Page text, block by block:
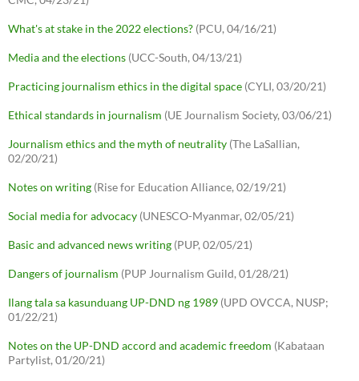
What's at stake in the 2022 elections? (PCU, 04/16/21)
Media and the elections (UCC-South, 04/13/21)
Practicing journalism ethics in the digital space (CYLI, 03/20/21)
Ethical standards in journalism (UE Journalism Society, 03/06/21)
Journalism ethics and the myth of neutrality (The LaSallian,
02/20/21)
Notes on writing (Rise for Education Alliance, 02/19/21)
Social media for advocacy (UNESCO-Myanmar, 02/05/21)
Basic and advanced news writing (PUP, 02/05/21)
Dangers of journalism (PUP Journalism Guild, 01/28/21)
Ilang tala sa kasunduang UP-DND ng 1989 (UPD OVCCA, NUSP;
01/22/21)
Notes on the UP-DND accord and academic freedom (Kabataan
Partylist, 01/20/21)